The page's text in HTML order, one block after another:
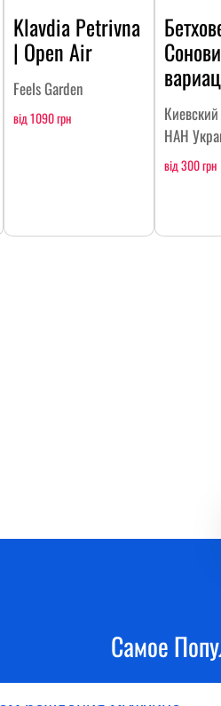
Klavdia Petrivna
| Open Air
Feels Garden
від 1090 грн
НАН
від 300 грн
Самое